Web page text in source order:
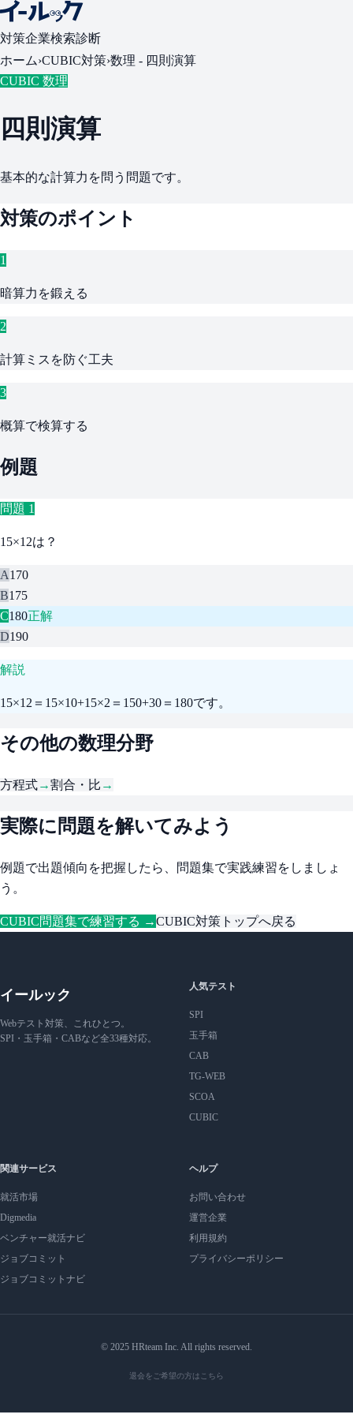
対策企業検索診断
ホーム›CUBIC対策›数理 - 四則演算
CUBIC 数理
四則演算
基本的な計算力を問う問題です。
対策のポイント
1
暗算力を鍛える
2
計算ミスを防ぐ工夫
3
概算で検算する
例題
問題 1
15×12は？
A170
B175
C180正解
D190
解説
15×12＝15×10+15×2＝150+30＝180です。
その他の数理分野
方程式→割合・比 →
実際に問題を解いてみよう
例題で出題傾向を把握したら、問題集で実践練習をしましょ
う。
CUBIC問題集で練習する →CUBIC対策トップへ戻る
イールック
Webテスト対策、これひとつ。
SPI・玉手箱・CABなど全33種対応。
人気テスト
SPI
玉手箱
CAB
TG-WEB
SCOA
CUBIC
関連サービス
就活市場
Digmedia
ベンチャー就活ナビ
ジョブコミット
ジョブコミットナビ
ヘルプ
お問い合わせ
運営企業
利用規約
プライバシーポリシー
© 2025 HRteam Inc. All rights reserved.
退会をご希望の方はこちら